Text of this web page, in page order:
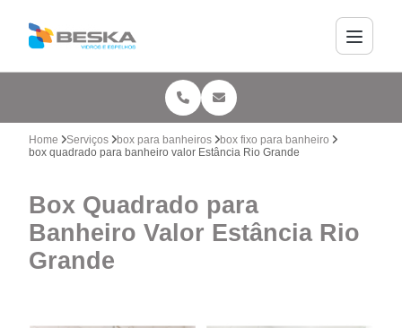
Home Serviços box para banheiros
box fixo para banheiro
box quadrado para banheiro valor Estância Rio Grande
Box Quadrado para
Banheiro Valor Estância Rio
Grande